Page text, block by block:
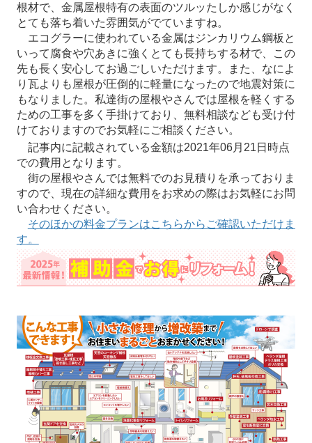
根材で、金属屋根特有の表面のツルッたしか感じがなく
とても落ち着いた雰囲気がでていますね。
エコグラーに使われている金属はジンカリウム鋼板と
いって腐食や穴あきに強くとても長持ちする材で、この
先も長く安心してお過ごしいただけます。また、なによ
り瓦よりも屋根が圧倒的に軽量になったので地震対策に
もなりました。私達街の屋根やさんでは屋根を軽くする
ための工事を多く手掛けており、無料相談なども受け付
けておりますのでお気軽にご相談ください。
記事内に記載されている金額は2021年06月21日時点
での費用となります。
街の屋根やさんでは無料でのお見積りを承っておりま
すので、現在の詳細な費用をお求めの際はお気軽にお問
い合わせください。
そのほかの料金プランはこちらからご確認いただけま
す。